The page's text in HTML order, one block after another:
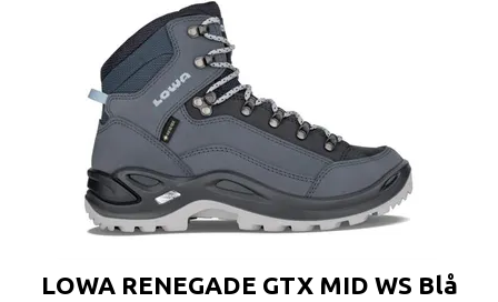
LOWA RENEGADE GTX MID WS Blå